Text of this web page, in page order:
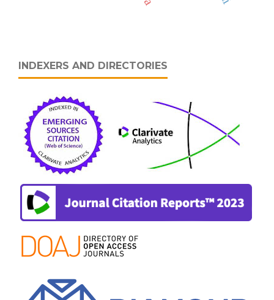
INDEXERS AND DIRECTORIES